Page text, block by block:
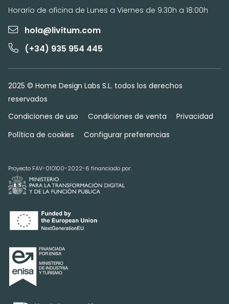
Horario de oficina de Lunes a Viernes de 9:30h a 18:00h
hola@livitum.com
(+34) 935 954 445
2025 © Home Design Labs S.L. todos los derechos
reservados
Condiciones de uso
Condiciones de venta
Privacidad
Política de cookies
Configurar preferencias
Proyecto FAV-010100-2022-6 financiado por: